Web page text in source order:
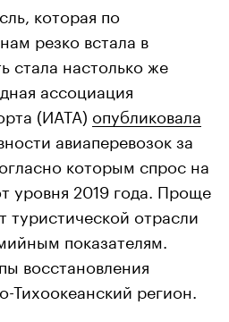
которая по
резко встала в
стала настолько же
ассоциация
(ИАТА) опубликовала
авиаперевозок за
которым спрос на
уровня 2019 года. Проще
туристической отрасли
показателям.
восстановления
Тихоокеанский регион.